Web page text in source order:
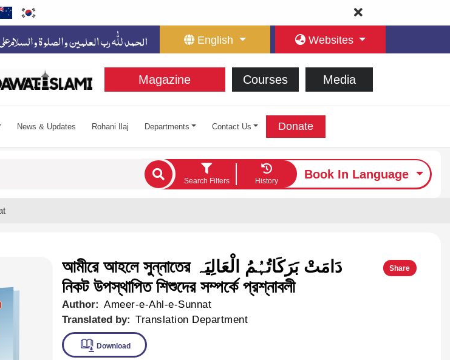
English Websites
Magazine Courses Media
News & Updates Rohani Ilaj Departments Contact Us Donate
Search Filters History
Book In Language
আমীরে আহলে সুন্নাতের دَامَتْ بَرَکَاتُہُمُ الْعَالِیَہ
নিকট উপস্থাপিত শিশুদের সম্পর্কে প্রশ্নাবলী
Share
Author: Ameer-e-Ahl-e-Sunnat
Translated by: Translation Department